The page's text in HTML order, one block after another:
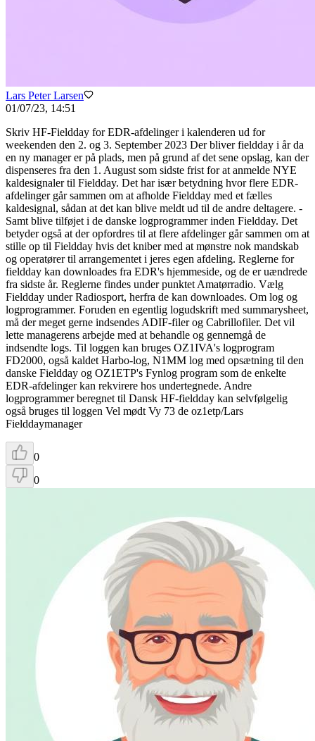
Lars Peter Larsen
01/07/23, 14:51
Skriv HF-Fieldday for EDR-afdelinger i kalenderen ud for
weekenden den 2. og 3. September 2023 Der bliver fieldday i år da
en ny manager er på plads, men på grund af det sene opslag, kan der
dispenseres fra den 1. August som sidste frist for at anmelde NYE
kaldesignaler til Fieldday. Det har især betydning hvor flere EDR-
afdelinger går sammen om at afholde Fieldday med et fælles
kaldesignal, sådan at det kan blive meldt ud til de andre deltagere. -
Samt blive tilføjet i de danske logprogrammer inden Fieldday. Det
betyder også at der opfordres til at flere afdelinger går sammen om at
stille op til Fieldday hvis det kniber med at mønstre nok mandskab
og operatører til arrangementet i jeres egen afdeling. Reglerne for
fieldday kan downloades fra EDR's hjemmeside, og de er uændrede
fra sidste år. Reglerne findes under punktet Amatørradio. Vælg
Fieldday under Radiosport, herfra de kan downloades. Om log og
logprogrammer. Foruden en egentlig logudskrift med summarysheet,
må der meget gerne indsendes ADIF-filer og Cabrillofiler. Det vil
lette managerens arbejde med at behandle og gennemgå de
indsendte logs. Til loggen kan bruges OZ1IVA's logprogram
FD2000, også kaldet Harbo-log, N1MM log med opsætning til den
danske Fieldday og OZ1ETP's Fynlog program som de enkelte
EDR-afdelinger kan rekvirere hos undertegnede. Andre
logprogrammer beregnet til Dansk HF-fieldday kan selvfølgelig
også bruges til loggen Vel mødt Vy 73 de oz1etp/Lars
Fielddaymanager
0
0